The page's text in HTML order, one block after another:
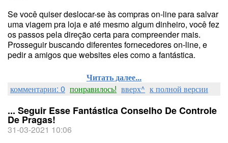
Se você quiser deslocar-se às compras on-line para salvar
uma viagem pra loja e até mesmo algum dinheiro, você fez
os passos pela direção certa para compreender mais.
Prosseguir buscando diferentes fornecedores on-line, e
pedir a amigos que websites eles como a fantástica.
Читать далее...
комментарии: 0 понравилось! вверх^ к полной версии
... Seguir Esse Fantástica Conselho De Controle
De Pragas!
31-03-2021 10:06